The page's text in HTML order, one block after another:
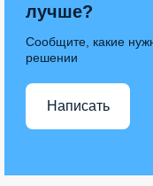
лучше?
Сообщите, какие
решении
Написать